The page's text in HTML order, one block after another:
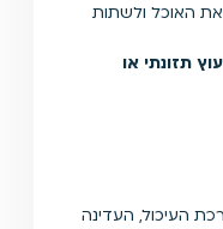
את האוכל ולשתות
תזונתי או
העיכול, העדינה